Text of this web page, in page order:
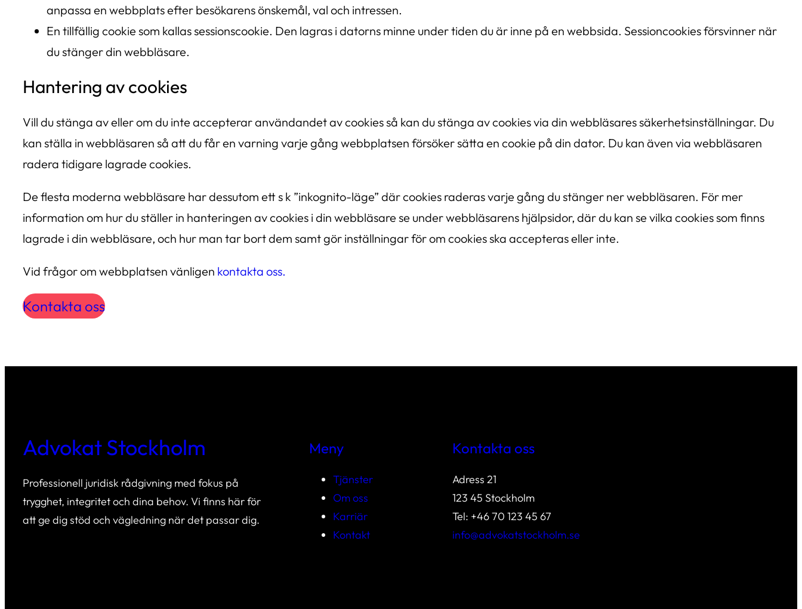
anpassa en webbplats efter besökarens önskemål, val och intressen.
En tillfällig cookie som kallas sessionscookie. Den lagras i datorns minne under tiden du är inne på en webbsida. Sessioncookies försvinner när
du stänger din webbläsare.
Hantering av cookies
Vill du stänga av eller om du inte accepterar användandet av cookies så kan du stänga av cookies via din webbläsares säkerhetsinställningar. Du
kan ställa in webbläsaren så att du får en varning varje gång webbplatsen försöker sätta en cookie på din dator. Du kan även via webbläsaren
radera tidigare lagrade cookies.
De flesta moderna webbläsare har dessutom ett s k ”inkognito-läge” där cookies raderas varje gång du stänger ner webbläsaren. För mer
information om hur du ställer in hanteringen av cookies i din webbläsare se under webbläsarens hjälpsidor, där du kan se vilka cookies som finns
lagrade i din webbläsare, och hur man tar bort dem samt gör inställningar för om cookies ska accepteras eller inte.
Vid frågor om webbplatsen vänligen kontakta oss.
Kontakta oss
Advokat Stockholm
Professionell juridisk rådgivning med fokus på
trygghet, integritet och dina behov. Vi finns här för
att ge dig stöd och vägledning när det passar dig.
Meny
Tjänster
Om oss
Karriär
Kontakt
Kontakta oss
Adress 21
123 45 Stockholm
Tel: +46 70 123 45 67
info@advokatstockholm.se